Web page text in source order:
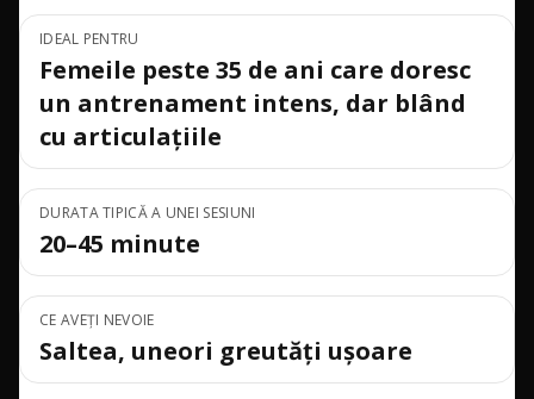
IDEAL PENTRU
Femeile peste 35 de ani care doresc
un antrenament intens, dar blând
cu articulațiile
DURATA TIPICĂ A UNEI SESIUNI
20–45 minute
CE AVEȚI NEVOIE
Saltea, uneori greutăți ușoare